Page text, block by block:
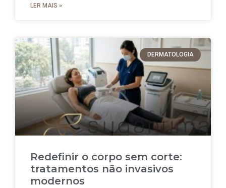
LER MAIS »
DERMATOLOGIA
Redefinir o corpo sem corte:
tratamentos não invasivos
modernos